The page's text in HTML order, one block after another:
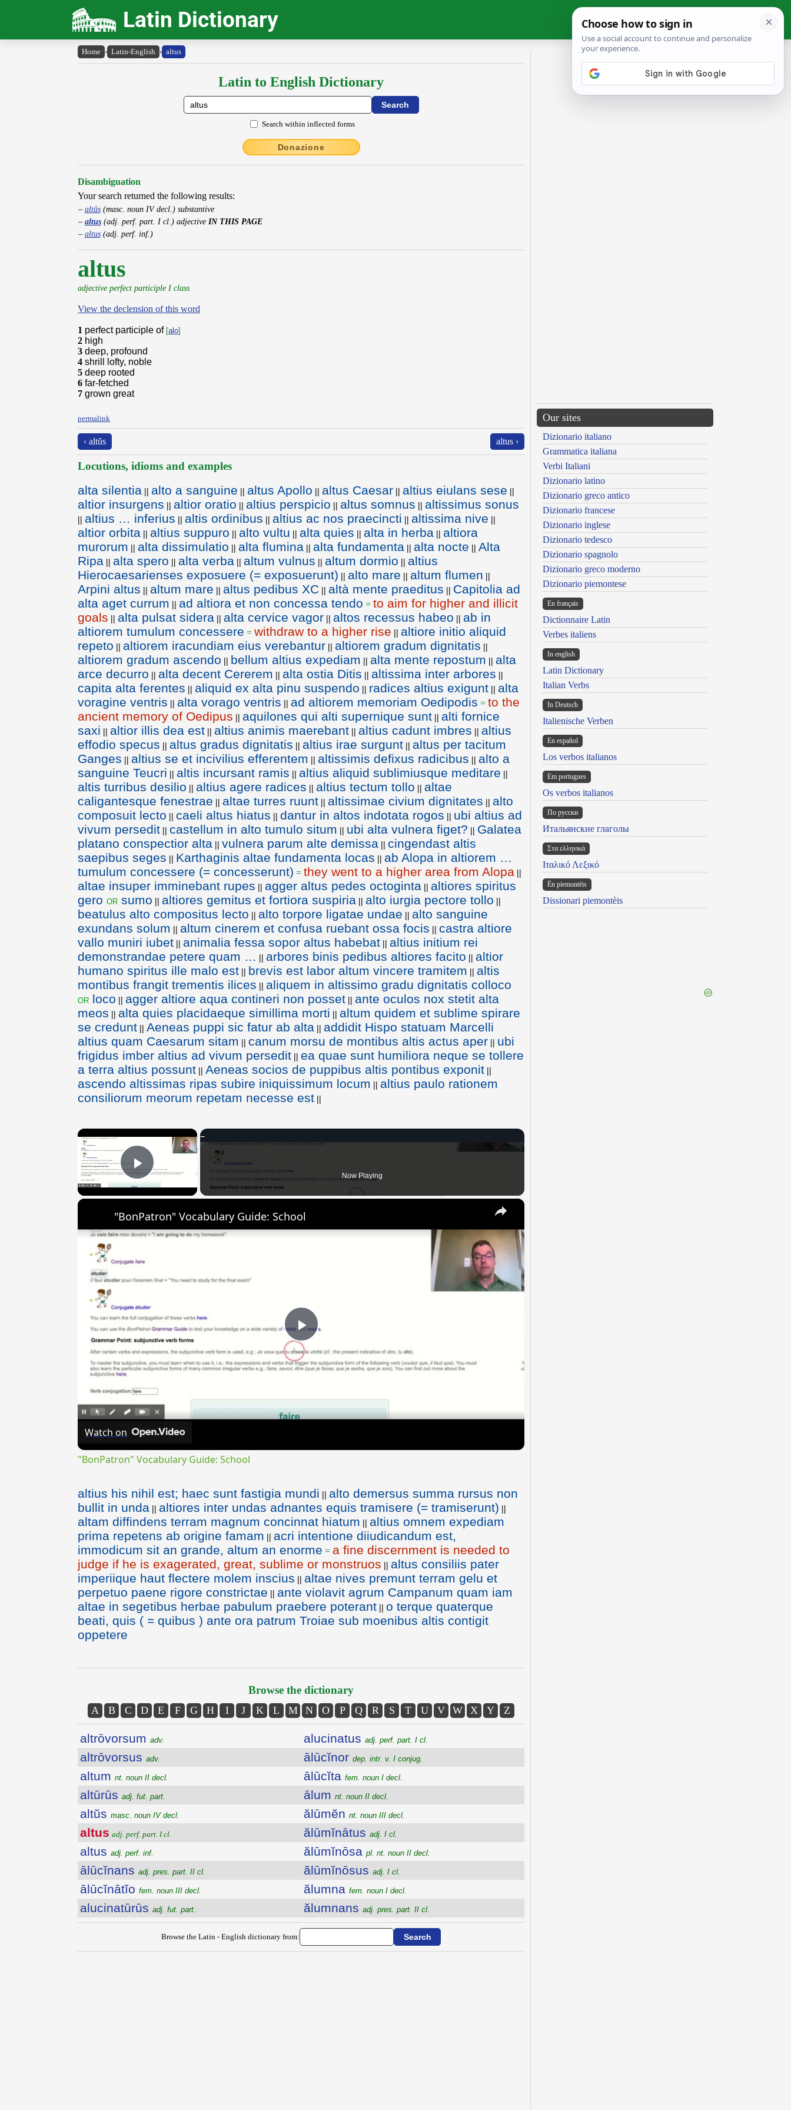
Latin Dictionary
Home › Latin-English › altus
Latin to English Dictionary
Search within inflected forms
Donazione
Disambiguation
Your search returned the following results:
altŭs(masc. noun IV decl.) substantive
altus(adj. perf. part. I cl.) adjective IN THIS PAGE
altus(adj. perf. inf.)
altus
adjective perfect participle I class
View the declension of this word
1 perfect participle of [alo]
2 high
3 deep, profound
4 shrill lofty, noble
5 deep rooted
6 far-fetched
7 grown great
permalink
‹ altŭs altus ›
Locutions, idioms and examples
alta silentia || alto a sanguine || altus Apollo || altus Caesar || altius eiulans sese ||
altior insurgens || altior oratio || altius perspicio || altus somnus || altissimus sonus
|| altius … inferius || altis ordinibus || altius ac nos praecincti || altissima nive ||
altior orbita || altius suppuro || alto vultu || alta quies || alta in herba || altiora
murorum || alta dissimulatio || alta flumina || alta fundamenta || alta nocte || Alta
Ripa || alta spero || alta verba || altum vulnus || altum dormio || altius
Hierocaesarienses exposuere (= exposuerunt) || alto mare || altum flumen ||
Arpini altus || altum mare || altus pedibus XC || altà mente praeditus || Capitolia ad
alta aget currum || ad altiora et non concessa tendo = to aim for higher and illicit
goals || alta pulsat sidera || alta cervice vagor || altos recessus habeo || ab in
altiorem tumulum concessere = withdraw to a higher rise || altiore initio aliquid
repeto || altiorem iracundiam eius verebantur || altiorem gradum dignitatis ||
altiorem gradum ascendo || bellum altius expediam || alta mente repostum || alta
arce decurro || alta decent Cererem || alta ostia Ditis || altissima inter arbores ||
capita alta ferentes || aliquid ex alta pinu suspendo || radices altius exigunt || alta
voragine ventris || alta vorago ventris || ad altiorem memoriam Oedipodis = to the
ancient memory of Oedipus || aquilones qui alti supernique sunt || alti fornice
saxi || altior illis dea est || altius animis maerebant || altius cadunt imbres || altius
effodio specus || altus gradus dignitatis || altius irae surgunt || altus per tacitum
Ganges || altius se et incivilius efferentem || altissimis defixus radicibus || alto a
sanguine Teucri || altis incursant ramis || altius aliquid sublimiusque meditare ||
altis turribus desilio || altius agere radices || altius tectum tollo || altae
caligantesque fenestrae || altae turres ruunt || altissimae civium dignitates || alto
composuit lecto || caeli altus hiatus || dantur in altos indotata rogos || ubi altius ad
vivum persedit || castellum in alto tumulo situm || ubi alta vulnera figet? || Galatea
platano conspectior alta || vulnera parum alte demissa || cingendast altis
saepibus seges || Karthaginis altae fundamenta locas || ab Alopa in altiorem …
tumulum concessere (= concesserunt) = they went to a higher area from Alopa ||
altae insuper imminebant rupes || agger altus pedes octoginta || altiores spiritus
gero or sumo || altiores gemitus et fortiora suspiria || alto iurgia pectore tollo ||
beatulus alto compositus lecto || alto torpore ligatae undae || alto sanguine
exundans solum || altum cinerem et confusa ruebant ossa focis || castra altiore
vallo muniri iubet || animalia fessa sopor altus habebat || altius initium rei
demonstrandae petere quam … || arbores binis pedibus altiores facito || altior
humano spiritus ille malo est || brevis est labor altum vincere tramitem || altis
montibus frangit trementis ilices || aliquem in altissimo gradu dignitatis colloco
or loco || agger altiore aqua contineri non posset || ante oculos nox stetit alta
meos || alta quies placidaeque simillima morti || altum quidem et sublime spirare
se credunt || Aeneas puppi sic fatur ab alta || addidit Hispo statuam Marcelli
altius quam Caesarum sitam || canum morsu de montibus altis actus aper || ubi
frigidus imber altius ad vivum persedit || ea quae sunt humiliora neque se tollere
a terra altius possunt || Aeneas socios de puppibus altis pontibus exponit ||
ascendo altissimas ripas subire iniquissimum locum || altius paulo rationem
consiliorum meorum repetam necesse est ||
×
Play Video Now Playing
×
Play
Video
"BonPatron" Vocabulary Guide: School
Watch on
"BonPatron" Vocabulary Guide: School
altius his nihil est; haec sunt fastigia mundi || alto demersus summa rursus non
bullit in unda || altiores inter undas adnantes equis tramisere (= tramiserunt) ||
altam diffindens terram magnum concinnat hiatum || altius omnem expediam
prima repetens ab origine famam || acri intentione diiudicandum est,
immodicum sit an grande, altum an enorme = a fine discernment is needed to
judge if he is exagerated, great, sublime or monstruos || altus consiliis pater
imperiique haut flectere molem inscius || altae nives premunt terram gelu et
perpetuo paene rigore constrictae || ante violavit agrum Campanum quam iam
altae in segetibus herbae pabulum praebere poterant || o terque quaterque
beati, quis ( = quibus ) ante ora patrum Troiae sub moenibus altis contigit
oppetere
Browse the dictionary
A B C D E F G H I J K L M N O P Q R S T U V W X Y Z
altrōvorsum adv.
altrōvorsus adv.
altum nt. noun II decl.
altūrūs adj. fut. part.
altŭs masc. noun IV decl.
altus adj. perf. part. I cl.
altus adj. perf. inf.
ālūcĭnans adj. pres. part. II cl.
ālūcĭnātĭo fem. noun III decl.
alucinatūrūs adj. fut. part.
alucinatus adj. perf. part. I cl.
ālūcĭnor dep. intr. v. I conjug.
ālūcĭta fem. noun I decl.
ālum nt. noun II decl.
ălūmĕn nt. noun III decl.
ălūmĭnātus adj. I cl.
ălūmĭnōsa pl. nt. noun II decl.
ălūmĭnōsus adj. I cl.
ălumna fem. noun I decl.
ălumnans adj. pres. part. II cl.
Browse the Latin - English dictionary from:
Our sites
Dizionario italiano
Grammatica italiana
Verbi Italiani
Dizionario latino
Dizionario greco antico
Dizionario francese
Dizionario inglese
Dizionario tedesco
Dizionario spagnolo
Dizionario greco moderno
Dizionario piemontese
En français
Dictionnaire Latin
Verbes italiens
In english
Latin Dictionary
Italian Verbs
In Deutsch
Italienische Verben
En español
Los verbos italianos
Em portugues
Os verbos italianos
По русски
Итальянские глаголы
Στα ελληνικά
Ιταλικό Λεξικό
Ën piemontèis
Dissionari piemontèis